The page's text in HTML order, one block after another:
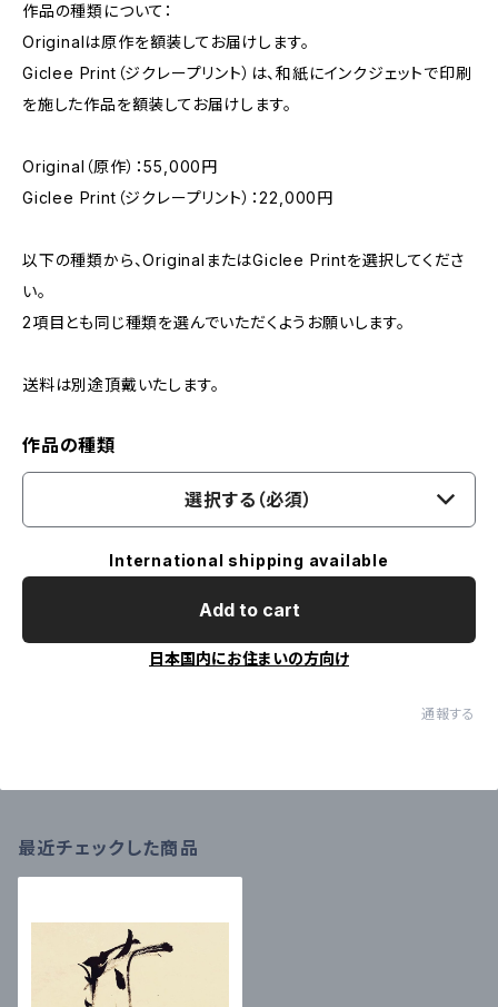
作品の種類について：
Originalは原作を額装してお届けします。
Giclee Print（ジクレープリント）は、和紙にインクジェットで印刷
を施した作品を額装してお届けします。
Original（原作）：55,000円
Giclee Print（ジクレープリント）：22,000円
以下の種類から、OriginalまたはGiclee Printを選択してくださ
い。
2項目とも同じ種類を選んでいただくようお願いします。
送料は別途頂戴いたします。
作品の種類
選択する（必須）
International shipping available
Add to cart
日本国内にお住まいの方向け
通報する
最近チェックした商品